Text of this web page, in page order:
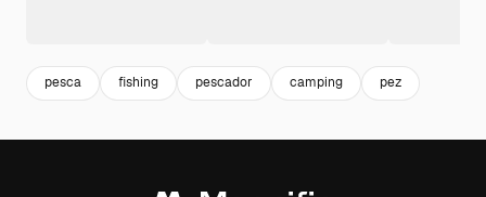
pesca fishing pescador camping pez